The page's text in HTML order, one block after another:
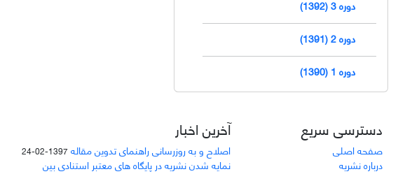
دوره 3 (1392)
دوره 2 (1391)
دوره 1 (1390)
دسترسی سریع
صفحه اصلی
درباره نشریه
آخرین اخبار
اصلاح و به روزرسانی راهنمای تدوین مقاله 1397-02-24
نمایه شدن نشریه در پایگاه های معتبر استنادی بین